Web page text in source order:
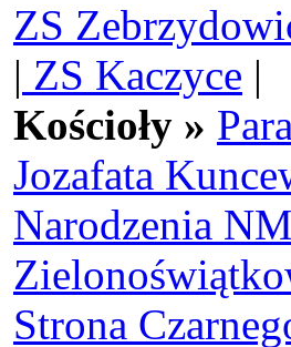
ZS
| ZS Kaczyce |
Kościoły »
Jozafata
Narodzenia
Strona